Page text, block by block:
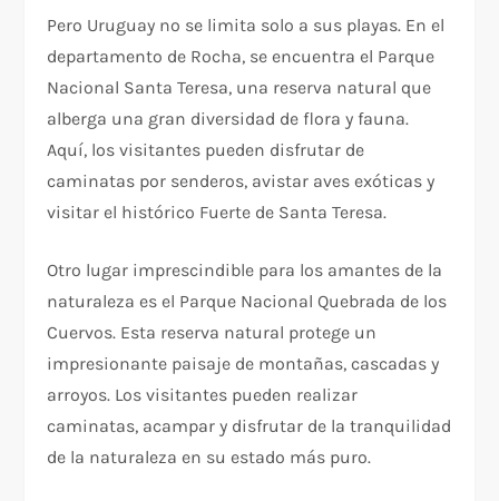
Pero Uruguay no se limita solo a sus playas. En el
departamento de Rocha, se encuentra el Parque
Nacional Santa Teresa, una reserva natural que
alberga una gran diversidad de flora y fauna.
Aquí, los visitantes pueden disfrutar de
caminatas por senderos, avistar aves exóticas y
visitar el histórico Fuerte de Santa Teresa.
Otro lugar imprescindible para los amantes de la
naturaleza es el Parque Nacional Quebrada de los
Cuervos. Esta reserva natural protege un
impresionante paisaje de montañas, cascadas y
arroyos. Los visitantes pueden realizar
caminatas, acampar y disfrutar de la tranquilidad
de la naturaleza en su estado más puro.